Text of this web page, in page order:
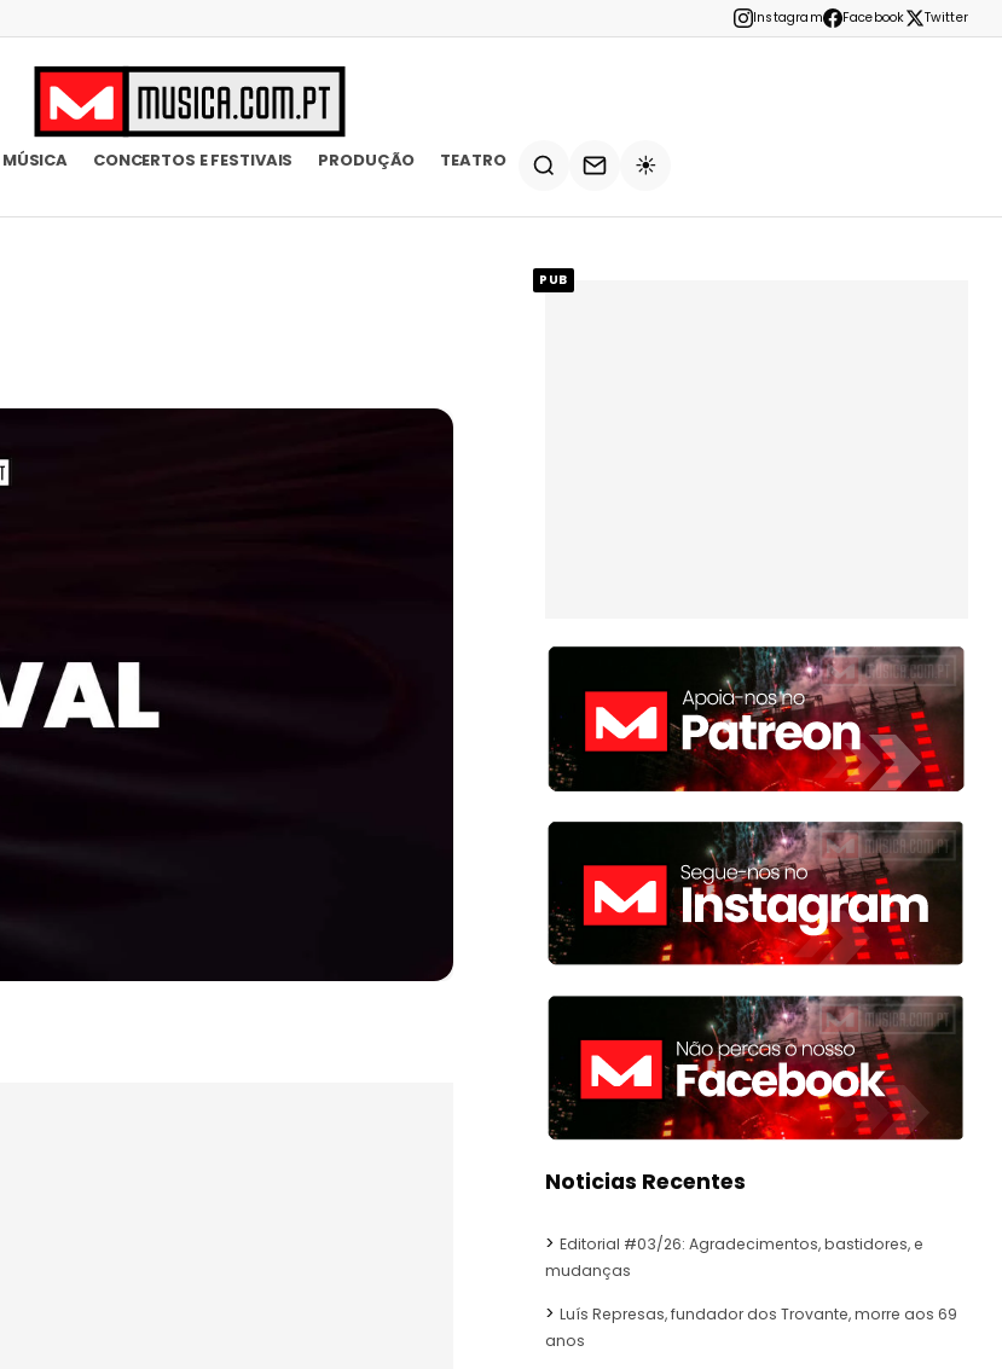
Instagram Facebook Twitter
MÚSICA CONCERTOS E FESTIVAIS PRODUÇÃO TEATRO ☀️
PUB
Noticias Recentes
Editorial #03/26: Agradecimentos, bastidores, e
mudanças
Luís Represas, fundador dos Trovante, morre aos 69
anos